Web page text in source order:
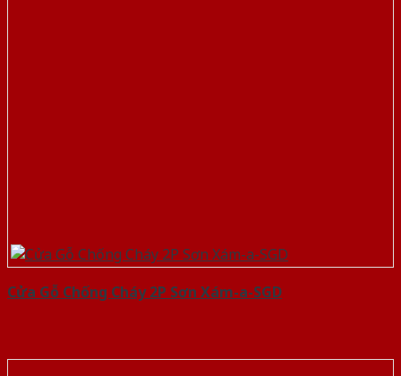
Cửa Gỗ Chống Cháy 2P Sơn Xám-a-SGD